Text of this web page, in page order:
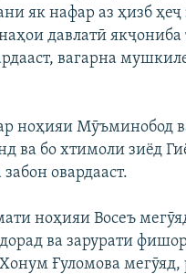
як нафар аз ҳизб ҳеҷ
давлатӣ
вагарна
ноҳияи Мӯъминобод
ва бо хтимоли зиёд
овардааст.
ноҳияи Восеъ
ва зарурати
Ғуломова мегӯяд,